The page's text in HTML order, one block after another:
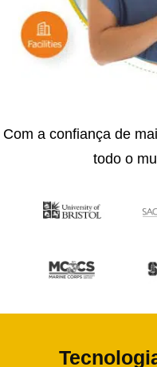
Com a confiança de
todo o